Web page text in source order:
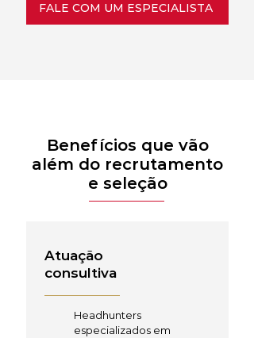
FALE COM UM ESPECIALISTA
Benefícios que vão
além do recrutamento
e seleção
Atuação
consultiva
Headhunters
especializados em